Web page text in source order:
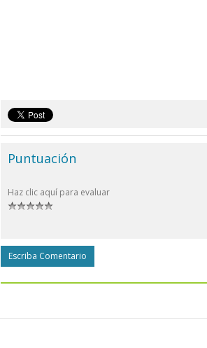
Puntuación
Haz clic aquí para evaluar
Escriba Comentario